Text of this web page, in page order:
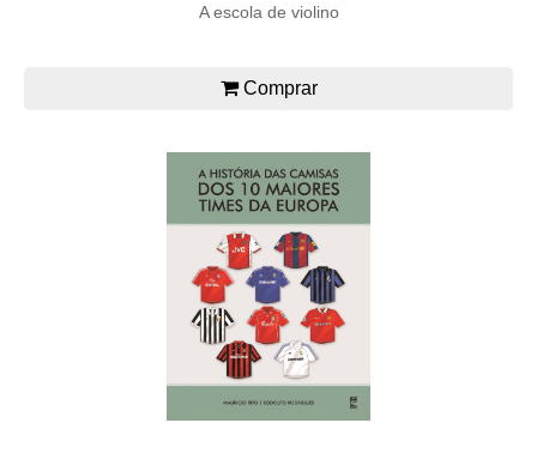
A escola de violino
Comprar